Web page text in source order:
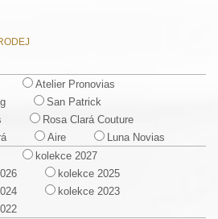
Atelier Pronovias
San Patrick
Rosa Clará Couture
Aire
Luna Novias
kolekce 2027
kolekce 2025
kolekce 2023